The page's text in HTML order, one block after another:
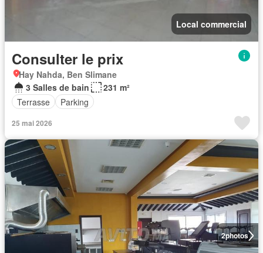
Local commercial
Consulter le prix
Hay Nahda, Ben Slimane
3 Salles de bain
231 m²
Terrasse
Parking
25 mai 2026
2photos